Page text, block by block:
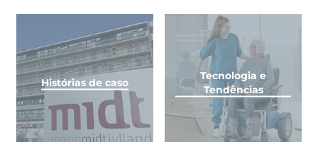
Histórias de caso
Tecnologia e
Tendências